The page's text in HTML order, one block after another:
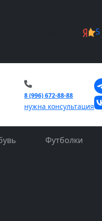
5
8 (996) 672-88-88
нужна консультация
Футболки